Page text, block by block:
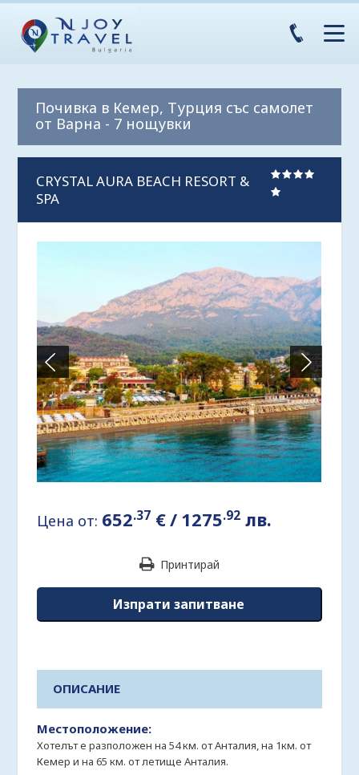
Почивка в Кемер, Турция със самолет
от Варна - 7 нощувки
CRYSTAL AURA BEACH RESORT &
SPA
Цена от: 652.37 €/ 1275.92 лв.
Принтирай
Изпрати запитване
ОПИСАНИЕ
Местоположение:
Хотелът е разположен на 54 км. от Анталия, на 1км. от
Кемер и на 65 км. от летище Анталия.